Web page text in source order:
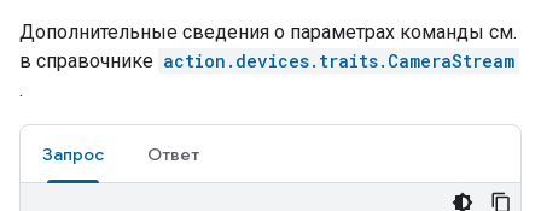
Дополнительные сведения о параметрах команды см.
в справочнике action.devices.traits.CameraStream
.
Запрос Ответ